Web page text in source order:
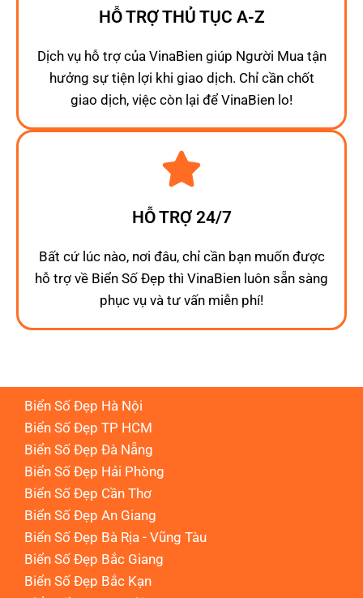
HỖ TRỢ THỦ TỤC A-Z
Dịch vụ hỗ trợ của VinaBien giúp Người Mua tận
hưởng sự tiện lợi khi giao dịch. Chỉ cần chốt
giao dịch, việc còn lại để VinaBien lo!
HỖ TRỢ 24/7
Bất cứ lúc nào, nơi đâu, chỉ cần bạn muốn được
hỗ trợ về Biển Số Đẹp thì VinaBien luôn sẵn sàng
phục vụ và tư vấn miễn phí!
Biển Số Đẹp Hà Nội
Biển Số Đẹp TP HCM
Biển Số Đẹp Đà Nẵng
Biển Số Đẹp Hải Phòng
Biển Số Đẹp Cần Thơ
Biển Số Đẹp An Giang
Biển Số Đẹp Bà Rịa - Vũng Tàu
Biển Số Đẹp Bắc Giang
Biển Số Đẹp Bắc Kạn